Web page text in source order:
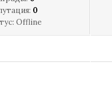
0
Offline